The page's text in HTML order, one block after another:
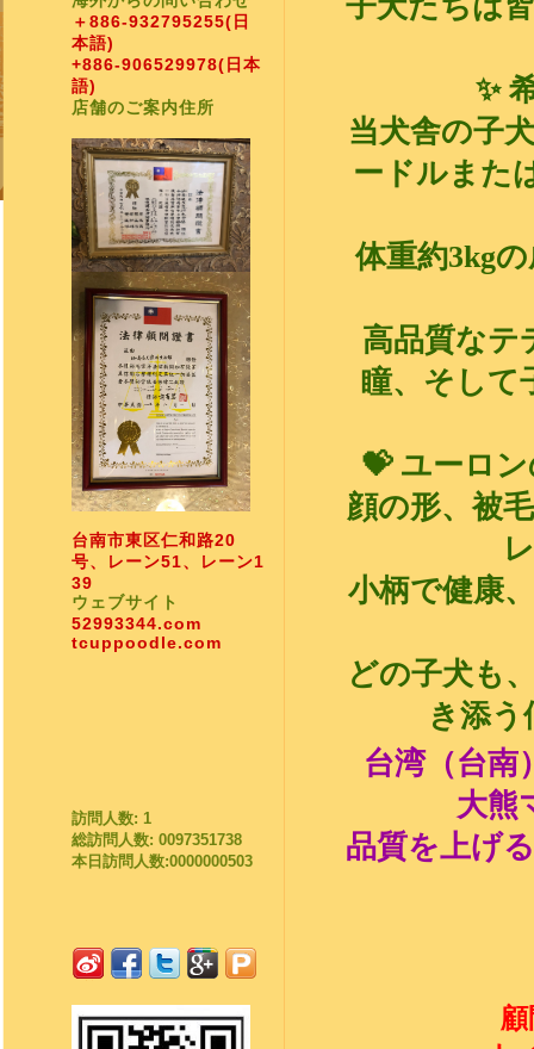
＋886-932795255(日
本語)
+886-906529978(日本
語)
店舗のご案内住所
台南市東区仁和路20
号、レーン51、レーン1
39
ウェブサイト
52993344.com
tcuppoodle.com
訪問人数: 1
総訪問人数: 0097351738
本日訪問人数:0000000503
✨
当犬舎の子
ードルまた
体重約3kg
高品質なテ
瞳、そして
💝 ユーロ
顔の形、被
小柄で健康
どの子犬も
き添
台湾（台南
大熊
品質を上げ